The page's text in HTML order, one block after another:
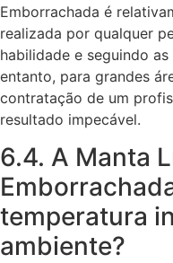
Emborrachada é
realizada por qualquer
habilidade e seguindo
entanto, para grandes
contratação de um
resultado impecável.
6.4. A Manta
temperatura
ambiente?